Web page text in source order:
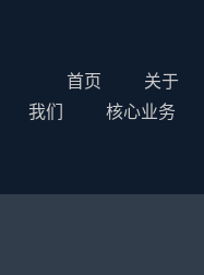
首页
关于
我们
核心业务